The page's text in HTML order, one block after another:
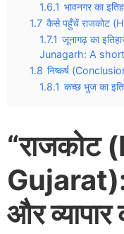
1.6.1 भावनगर का
1.7 कैसे पहुँचें राजकोट
1.7.1 जूनागढ़ का
Junagarh: A
1.8 निष्कर्ष
1.8.1 कच्छ भुज का
“राजकोट
Gujarat):
और